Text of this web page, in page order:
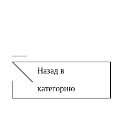
Назад в
категорию